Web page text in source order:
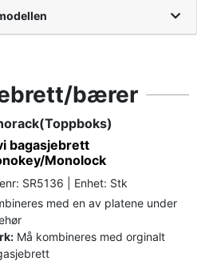
bærer
bagasjebrett
Monolock
SR5136 | Enhet: Stk
med en av platene under
Må kombineres med orginalt